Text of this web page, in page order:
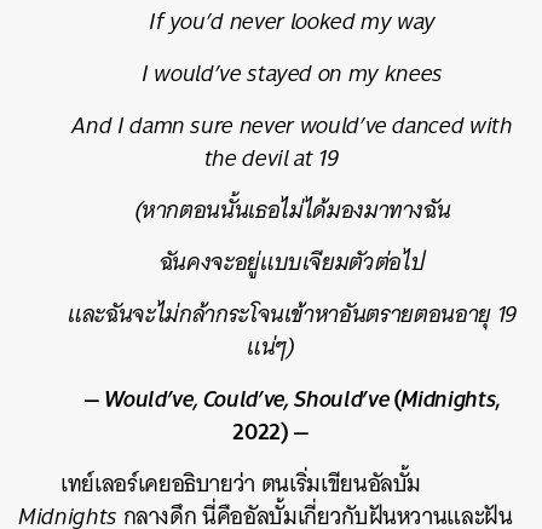
If you’d never looked my way
I would’ve stayed on my knees
And I damn sure never would’ve danced with
the devil at 19
(หากตอนนั้นเธอไม่ได้มองมาทางฉัน
ฉันคงจะอยู่แบบเจียมตัวต่อไป
และฉันจะไม่กล้ากระโจนเข้าหาอันตรายตอนอายุ 19
แน่ๆ)
—Would’ve, Could’ve, Should’ve(Midnights,
2022) —
เทย์เลอร์เคยอธิบายว่า ตนเริ่มเขียนอัลบั้ม
Midnightsกลางดึก นี่คืออัลบั้มเกี่ยวกับฝันหวานและฝัน